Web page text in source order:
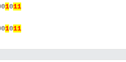
1011
1011